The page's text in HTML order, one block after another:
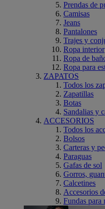
Prendas de
Camisas
Jeans
Pantalones
Trajes y
Ropa interior
Ropa de
Ropa para
ZAPATOS
Todos los
Zapatillas
Botas
Sandalias y
ACCESORIOS
Todos los
Bolsos
Carteras y
Paraguas
Gafas de sol
Gorros,
Calcetines
Accesorios
Fundas para